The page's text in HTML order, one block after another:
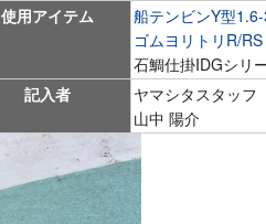
使用アイテム
船テンビンY型
ゴムヨリトリR/
石鯛仕掛IDGシリ
記入者
ヤマシタスタッフ
山中 陽介